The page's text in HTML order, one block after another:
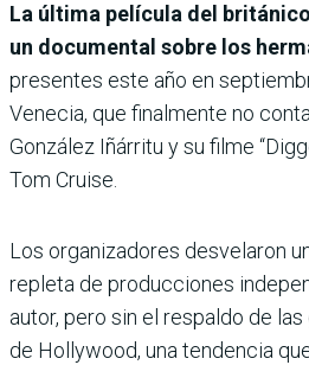
La última película del
un documental sobre los
presentes este año en
Venecia, que finalmente no
González Iñárritu y su filme
Tom Cruise.
Los organizadores desvelaron
repleta de producciones
autor, pero sin el respaldo de
de Hollywood, una tendencia